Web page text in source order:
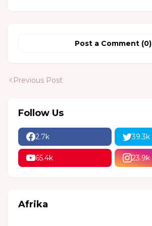
Post a Comment (0)
Previous Post
Follow Us
2.7k 39.3k
65.4k 23.9k
Afrika